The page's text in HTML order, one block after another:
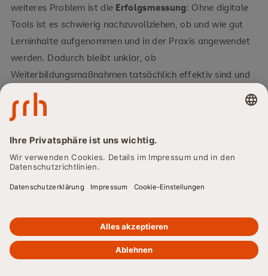
weiteres Problem ist die Erfolgsmessung: Ohne digitale
Tools ist es schwierig nachzuvollziehen, ob und wie gut
Lerninhalte aufgenommen und in der Praxis angewendet
werden. Dadurch bleibt unklar, ob
Weiterbildungsmaßnahmen tatsächlich effektiv sind und
langfristige Lernerfolge erzielen.